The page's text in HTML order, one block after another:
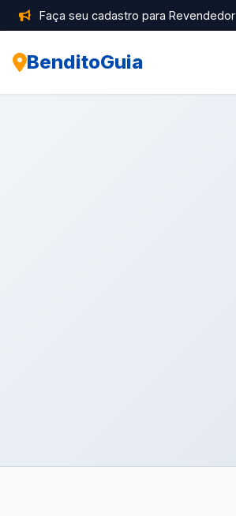
Faça seu cadastro para Revendedor
BenditoGuia